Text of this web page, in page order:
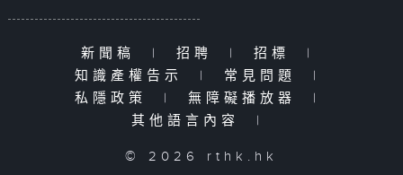
新聞稿 | 招聘 | 招標
|
知識產權告示
| 常見問題
|
私隱政策
| 無障礙播放器
|
其他語言內容
|
© 2026 rthk.hk